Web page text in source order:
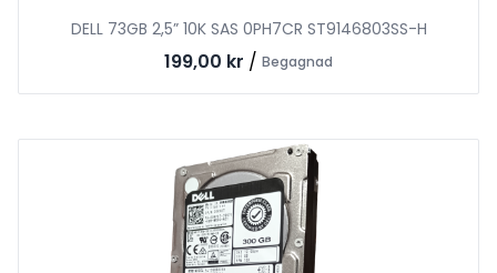
DELL 73GB 2,5” 10K SAS 0PH7CR ST9146803SS-H
199,00 kr / Begagnad